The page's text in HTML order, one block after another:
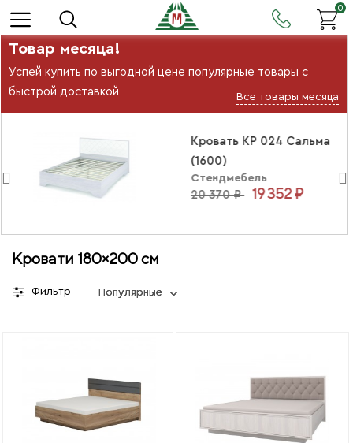
0
Товар месяца!
Успей купить по выгодной цене популярные товары с
быстрой доставкой
Все товары месяца
Кровать КР 024 Сальма
(1600)
Стендмебель
20 370 ₽ 19 352 ₽
Кровати 180×200 см
Фильтр Популярные